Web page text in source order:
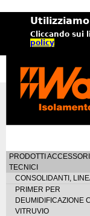
Cliccando sui
policy
PRODOTTI
TECNICI
CONSOLIDANTI,
PRIMER PER
DEUMIDIFICAZIONE
VITRUVIO